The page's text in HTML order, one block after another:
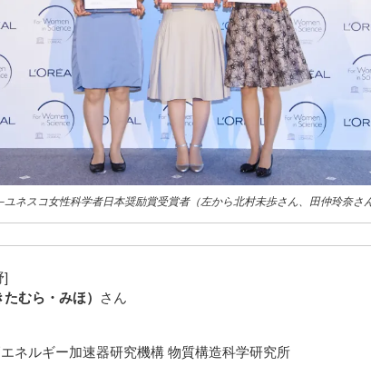
ユネスコ女性科学者日本奨励賞受賞者（左から北村未歩さん、田仲玲奈さ
]
むら・みほ）
さん
ネルギー加速器研究機構 物質構造科学研究所